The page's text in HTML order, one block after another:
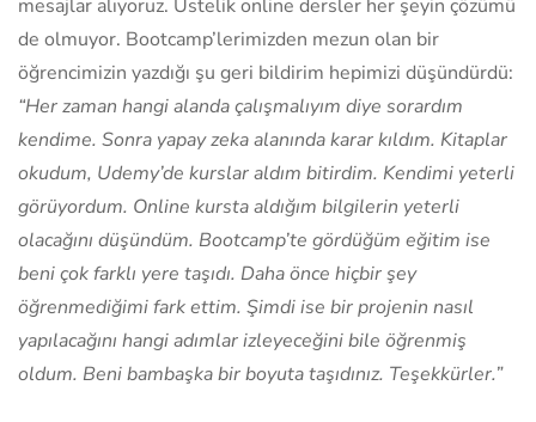
mesajlar alıyoruz. Üstelik online dersler her şeyin çözümü
de olmuyor. Bootcamp’lerimizden mezun olan bir
öğrencimizin yazdığı şu geri bildirim hepimizi düşündürdü:
“Her zaman hangi alanda çalışmalıyım diye sorardım
kendime. Sonra yapay zeka alanında karar kıldım. Kitaplar
okudum, Udemy’de kurslar aldım bitirdim. Kendimi yeterli
görüyordum. Online kursta aldığım bilgilerin yeterli
olacağını düşündüm. Bootcamp’te gördüğüm eğitim ise
beni çok farklı yere taşıdı. Daha önce hiçbir şey
öğrenmediğimi fark ettim. Şimdi ise bir projenin nasıl
yapılacağını hangi adımlar izleyeceğini bile öğrenmiş
oldum. Beni bambaşka bir boyuta taşıdınız. Teşekkürler.”